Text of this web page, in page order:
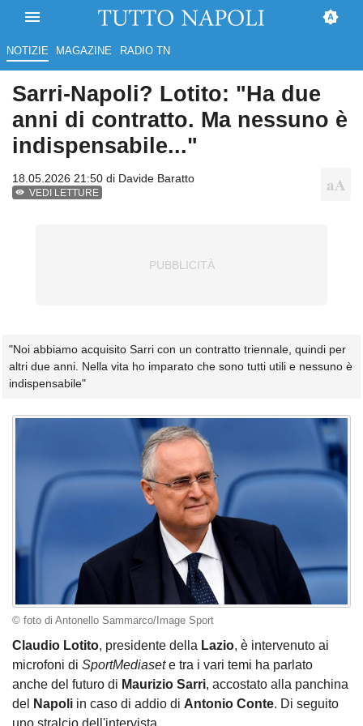
NOTIZIE MAGAZINE RADIO TN
Sarri-Napoli? Lotito: "Ha due
anni di contratto. Ma nessuno è
indispensabile..."
18.05.2026 21:50 di Davide Baratto
VEDI LETTURE
"Noi abbiamo acquisito Sarri con un contratto triennale, quindi per
altri due anni. Nella vita ho imparato che sono tutti utili e nessuno è
indispensabile"
© foto di Antonello Sammarco/Image Sport
Claudio Lotito, presidente della Lazio, è intervenuto ai
microfoni di SportMediasete tra i vari temi ha parlato
anche del futuro di Maurizio Sarri, accostato alla panchina
del
Napoli in caso di addio di Antonio Conte. Di seguito